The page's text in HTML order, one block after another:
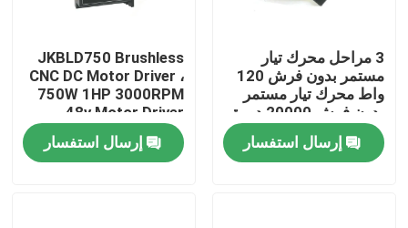
جولة في المعمل
مراقبة الجودة
اتصل بنا
3 مراحل محرك تيار
مستمر بدون فرش 120
واط محرك تيار مستمر
بدون فرش 20000 دورة
في الدقيقة ، سائق محرك
BLDC عالي السرعة مع
CE ROHS
إرسال استفسار
JKBLD750 Brushless
CNC DC Motor Driver ،
750W 1HP 3000RPM
48v Motor Driver
إرسال استفسار